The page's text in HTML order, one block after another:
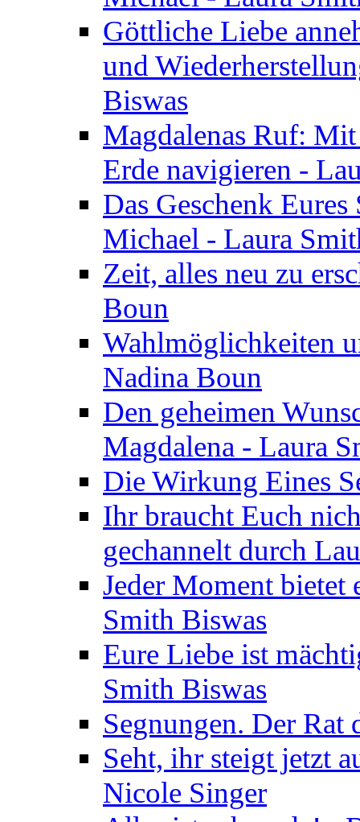
Göttliche Liebe
und
Biswas
Magdalenas Ruf:
Erde navigieren -
Das Geschenk
Michael - Laura
Zeit, alles neu zu
Boun
Wahlmöglichkeiten
Nadina Boun
Den geheimen
Magdalena - Laura
Die Wirkung Eines
Ihr braucht Euch
gechannelt durch
Jeder Moment bietet
Smith Biswas
Eure Liebe ist
Smith Biswas
Segnungen. Der
Seht, ihr steigt jetzt
Nicole Singer